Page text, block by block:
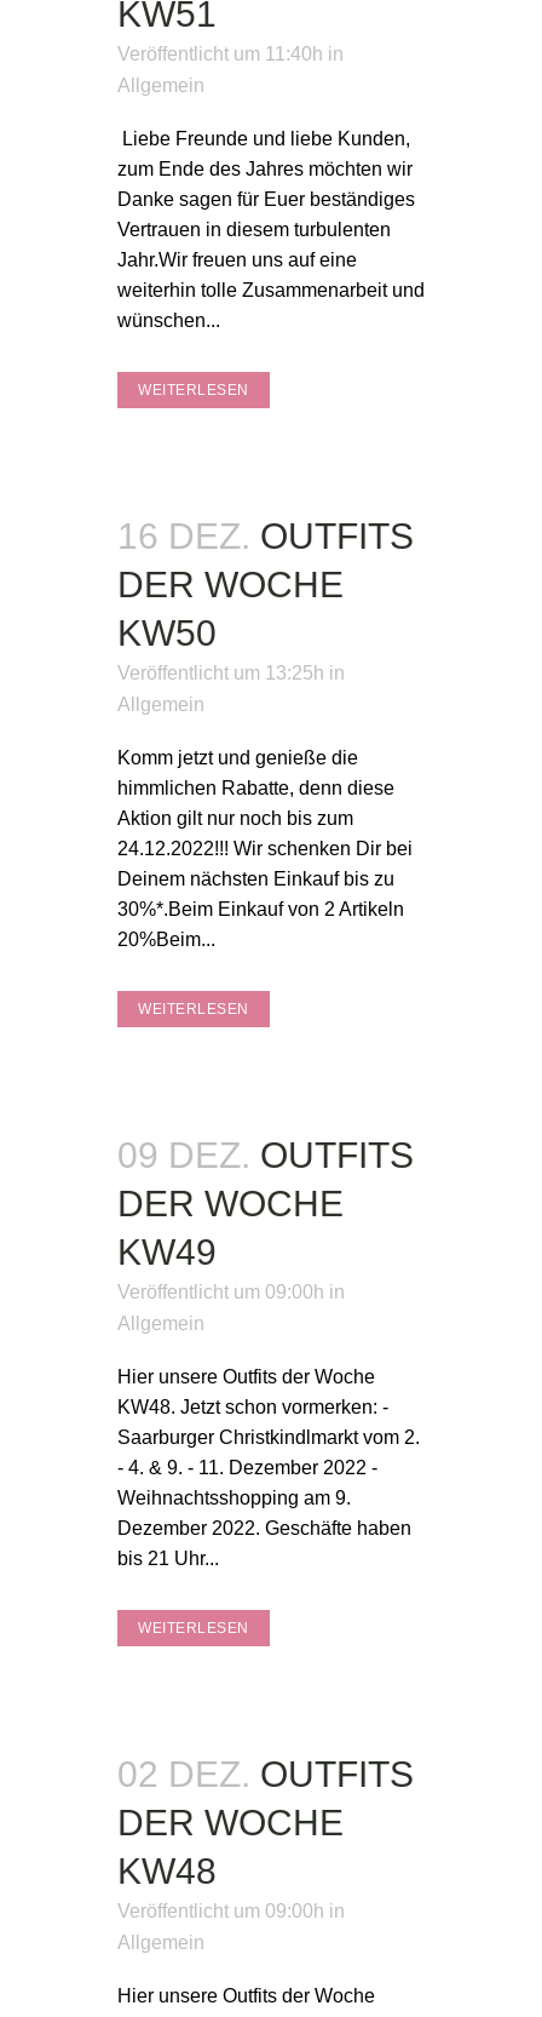
KW51
Veröffentlicht um 11:40h in
Allgemein
Liebe Freunde und liebe Kunden,
zum Ende des Jahres möchten wir
Danke sagen für Euer beständiges
Vertrauen in diesem turbulenten
Jahr.Wir freuen uns auf eine
weiterhin tolle Zusammenarbeit und
wünschen...
WEITERLESEN
16 DEZ. OUTFITS
DER WOCHE
KW50
Veröffentlicht um 13:25h in
Allgemein
Komm jetzt und genieße die
himmlichen Rabatte, denn diese
Aktion gilt nur noch bis zum
24.12.2022!!! Wir schenken Dir bei
Deinem nächsten Einkauf bis zu
30%*.Beim Einkauf von 2 Artikeln
20%Beim...
WEITERLESEN
09 DEZ. OUTFITS
DER WOCHE
KW49
Veröffentlicht um 09:00h in
Allgemein
Hier unsere Outfits der Woche
KW48. Jetzt schon vormerken: -
Saarburger Christkindlmarkt vom 2.
- 4. & 9. - 11. Dezember 2022 -
Weihnachtsshopping am 9.
Dezember 2022. Geschäfte haben
bis 21 Uhr...
WEITERLESEN
02 DEZ. OUTFITS
DER WOCHE
KW48
Veröffentlicht um 09:00h in
Allgemein
Hier unsere Outfits der Woche